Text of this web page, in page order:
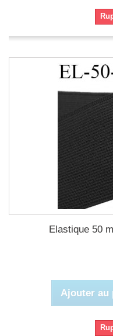
Elastique 50
Ajouter au